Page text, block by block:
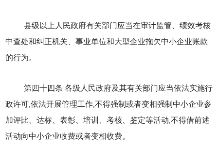
县级以上人民政府有关部门应当在审计监管、绩效考核
中查处和纠正机关、事业单位和大型企业拖欠中小企业账款
的行为。
第四十四条 各级人民政府及其有关部门应当依法实施行
政许可,依法开展管理工作,不得强制或者变相强制中小企业参
加评比、达标、表彰、培训、考核、鉴定等活动,不得借前述
活动向中小企业收费或者变相收费。